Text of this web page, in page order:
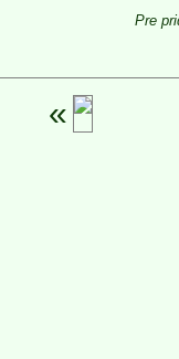
Pre